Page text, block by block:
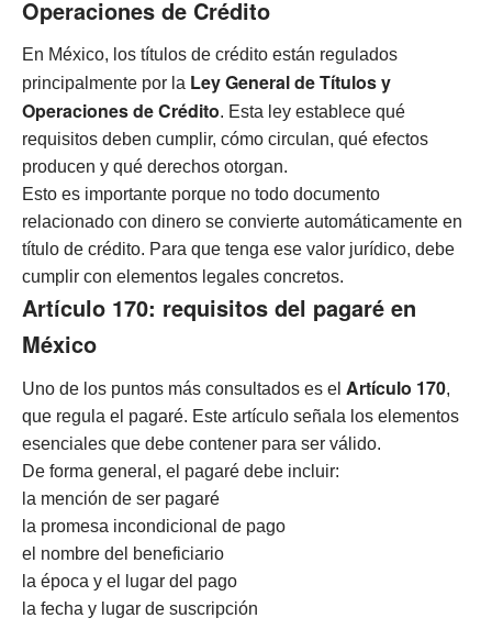
Operaciones de Crédito
En México, los títulos de crédito están regulados
principalmente por la Ley General de Títulos y
Operaciones de Crédito. Esta ley establece qué
requisitos deben cumplir, cómo circulan, qué efectos
producen y qué derechos otorgan.
Esto es importante porque no todo documento
relacionado con dinero se convierte automáticamente en
título de crédito. Para que tenga ese valor jurídico, debe
cumplir con elementos legales concretos.
Artículo 170: requisitos del pagaré en
México
Uno de los puntos más consultados es el Artículo 170,
que regula el pagaré. Este artículo señala los elementos
esenciales que debe contener para ser válido.
De forma general, el pagaré debe incluir:
la mención de ser pagaré
la promesa incondicional de pago
el nombre del beneficiario
la época y el lugar del pago
la fecha y lugar de suscripción